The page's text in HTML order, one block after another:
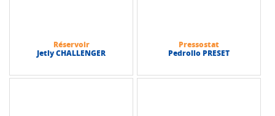
Réservoir
Jetly CHALLENGER
Pressostat
Pedrollo PRESET